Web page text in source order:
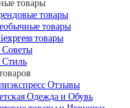
товары
товары
товары
товары
Отзывы
Одежда и Обувь